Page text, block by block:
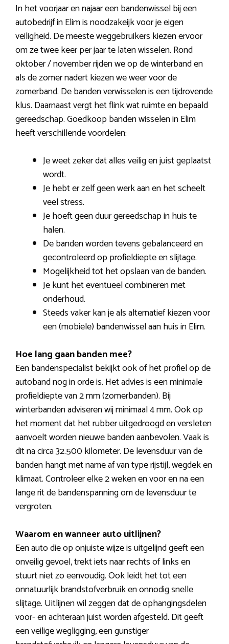
In het voorjaar en najaar een bandenwissel bij een
autobedrijf in Elim is noodzakeijk voor je eigen
veiligheid. De meeste weggebruikers kiezen ervoor
om ze twee keer per jaar te laten wisselen. Rond
oktober / november rijden we op de winterband en
als de zomer nadert kiezen we weer voor de
zomerband. De banden verwisselen is een tijdrovende
klus. Daarnaast vergt het flink wat ruimte en bepaald
gereedschap. Goedkoop banden wisselen in Elim
heeft verschillende voordelen:
Je weet zeker dat alles veilig en juist geplaatst
wordt.
Je hebt er zelf geen werk aan en het scheelt
veel stress.
Je hoeft geen duur gereedschap in huis te
halen.
De banden worden tevens gebalanceerd en
gecontroleerd op profieldiepte en slijtage.
Mogelijkheid tot het opslaan van de banden.
Je kunt het eventueel combineren met
onderhoud.
Steeds vaker kan je als alternatief kiezen voor
een (mobiele) bandenwissel aan huis in Elim.
Hoe lang gaan banden mee?
Een bandenspecialist bekijkt ook of het profiel op de
autoband nog in orde is. Het advies is een minimale
profieldiepte van 2 mm (zomerbanden). Bij
winterbanden adviseren wij minimaal 4 mm. Ook op
het moment dat het rubber uitgedroogd en versleten
aanvoelt worden nieuwe banden aanbevolen. Vaak is
dit na circa 32.500 kilometer. De levensduur van de
banden hangt met name af van type rijstijl, wegdek en
klimaat. Controleer elke 2 weken en voor en na een
lange rit de bandenspanning om de levensduur te
vergroten.
Waarom en wanneer auto uitlijnen?
Een auto die op onjuiste wijze is uitgelijnd geeft een
onveilig gevoel, trekt iets naar rechts of links en
stuurt niet zo eenvoudig. Ook leidt het tot een
onnatuurlijk brandstofverbruik en onnodig snelle
slijtage. Uitlijnen wil zeggen dat de ophangingsdelen
voor- en achteraan juist worden afgesteld. Dit geeft
een veilige wegligging, een gunstiger